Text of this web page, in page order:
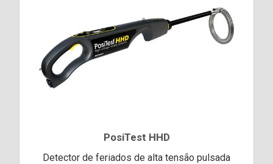
PosiTest HHD
Detector de feriados de alta tensão pulsada